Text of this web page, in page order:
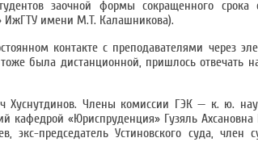
заочной формы сокращенного срока
ИжГТУ имени М.Т. Калашникова).
контакте с преподавателями через
была дистанционной, пришлось отвечать
Хуснутдинов. Члены комиссии ГЭК — к. ю.
«Юриспруденция» Гузяль Ахсановна
председатель Устиновского суда, член